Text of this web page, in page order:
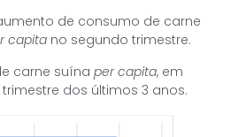
de consumo de carne
capita no segundo trimestre.
carne suína per capita, em
dos últimos 3 anos.